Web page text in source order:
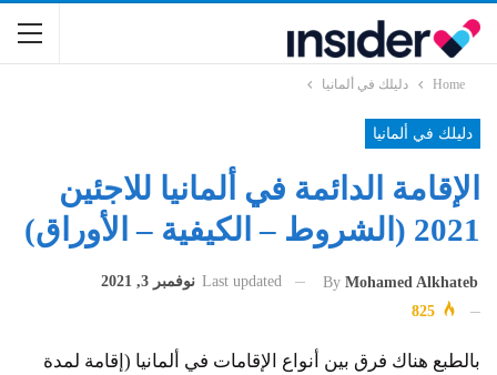
Home دليلك في ألمانيا
دليلك في ألمانيا
الإقامة الدائمة في ألمانيا للاجئين
2021 (الشروط – الكيفية – الأوراق)
By Mohamed Alkhateb
Last updated نوفمبر 3, 2021
بالطبع هناك فرق بين أنواع الإقامات في ألمانيا (إقامة لمدة